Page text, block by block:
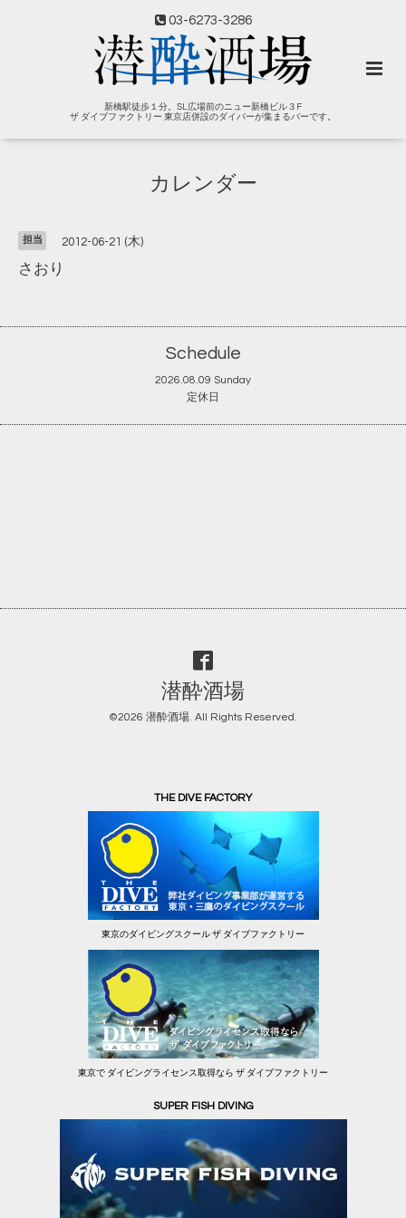
03-6273-3286
新橋駅徒歩１分。SL広場前のニュー新橋ビル３F
ザ ダイブファクトリー 東京店併設のダイバーが集まるバーです。
カレンダー
担当 2012-06-21 (木)
さおり
Schedule
2026.08.09 Sunday
定休日
潜酔酒場
©2026 潜酔酒場. All Rights Reserved.
THE DIVE FACTORY
東京のダイビングスクール ザ ダイブファクトリー
東京で ダイビングライセンス取得なら ザ ダイブファクトリー
SUPER FISH DIVING